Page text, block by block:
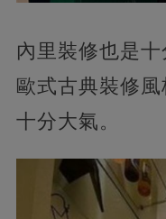
內里裝修也是
歐式古典裝修風
十分大氣。